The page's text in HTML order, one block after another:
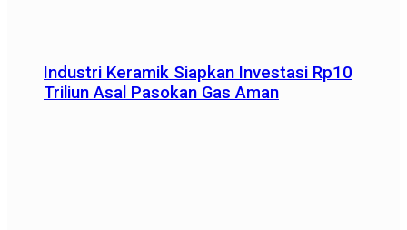
Industri Keramik Siapkan Investasi Rp10
Triliun Asal Pasokan Gas Aman